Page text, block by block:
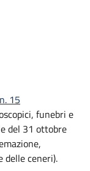
15
funebri e
del 31 ottobre
delle ceneri).